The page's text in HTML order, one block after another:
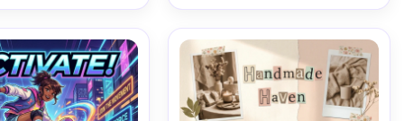
를 위한 고급 캠페인
특징으로 합니다.
션에 이상적인 생생한 나이트 라이
프 미학을 사용하세요.